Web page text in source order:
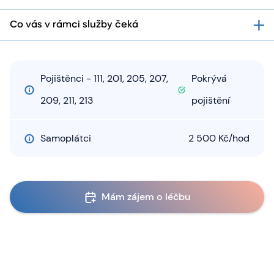
Co vás v rámci služby čeká
Pojištěnci - 111, 201, 205, 207,
209, 211, 213
Pokrývá
pojištění
Samoplátci 2 500 Kč/hod
Mám zájem o léčbu